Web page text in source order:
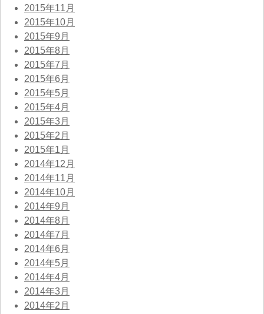
2015年11月
2015年10月
2015年9月
2015年8月
2015年7月
2015年6月
2015年5月
2015年4月
2015年3月
2015年2月
2015年1月
2014年12月
2014年11月
2014年10月
2014年9月
2014年8月
2014年7月
2014年6月
2014年5月
2014年4月
2014年3月
2014年2月